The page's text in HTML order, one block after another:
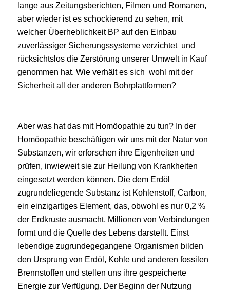
lange aus Zeitungsberichten, Filmen und Romanen,
aber wieder ist es schockierend zu sehen, mit
welcher Überheblichkeit BP auf den Einbau
zuverlässiger Sicherungssysteme verzichtet und
rücksichtslos die Zerstörung unserer Umwelt in Kauf
genommen hat. Wie verhält es sich wohl mit der
Sicherheit all der anderen Bohrplattformen?
Aber was hat das mit Homöopathie zu tun? In der
Homöopathie beschäftigen wir uns mit der Natur von
Substanzen, wir erforschen ihre Eigenheiten und
prüfen, inwieweit sie zur Heilung von Krankheiten
eingesetzt werden können. Die dem Erdöl
zugrundeliegende Substanz ist Kohlenstoff, Carbon,
ein einzigartiges Element, das, obwohl es nur 0,2 %
der Erdkruste ausmacht, Millionen von Verbindungen
formt und die Quelle des Lebens darstellt. Einst
lebendige zugrundegegangene Organismen bilden
den Ursprung von Erdöl, Kohle und anderen fossilen
Brennstoffen und stellen uns ihre gespeicherte
Energie zur Verfügung. Der Beginn der Nutzung